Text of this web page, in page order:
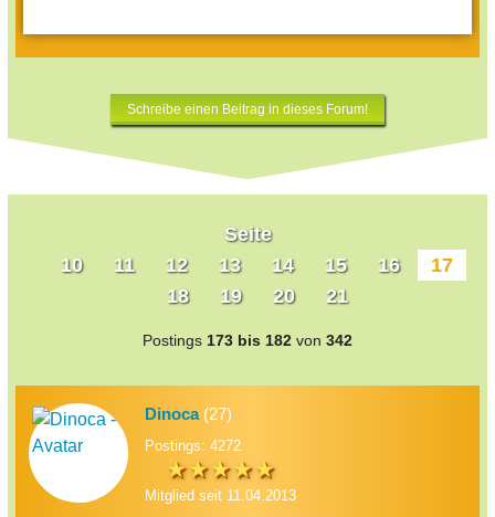
Schreibe einen Beitrag in dieses Forum!
Seite
10
11 12 13 14 15 16
17
18
19 20 21
Postings 173 bis 182 von 342
Dinoca(27)
Postings: 4272
Mitglied seit 11.04.2013